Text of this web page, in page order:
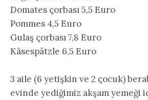
Domates çorbası 5,5 Euro
Pommes 4,5 Euro
Gulaş çorbası 7,8 Euro
Käsespätzle 6,5 Euro
3 aile (6 yetişkin ve 2 çocuk)
evinde yediğimiz akşam yemeği